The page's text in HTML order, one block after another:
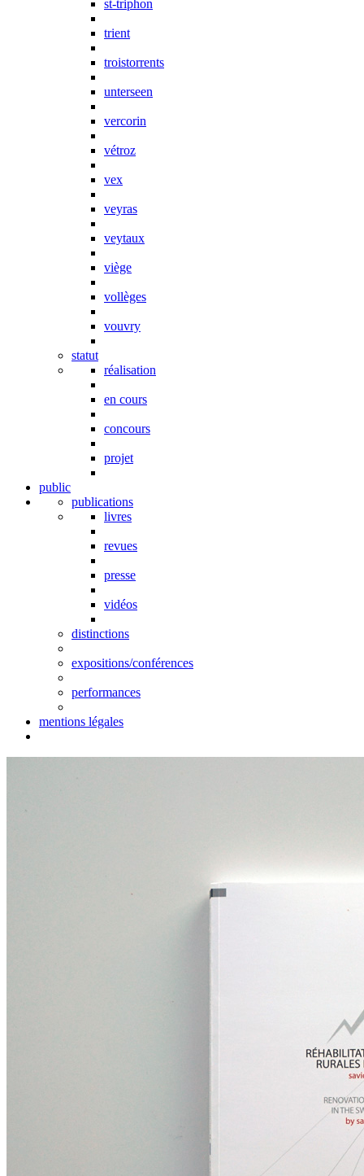
st-triphon
trient
troistorrents
unterseen
vercorin
vétroz
vex
veyras
veytaux
viège
vollèges
vouvry
statut
réalisation
en cours
concours
projet
public
publications
livres
revues
presse
vidéos
distinctions
expositions/conférences
performances
mentions légales